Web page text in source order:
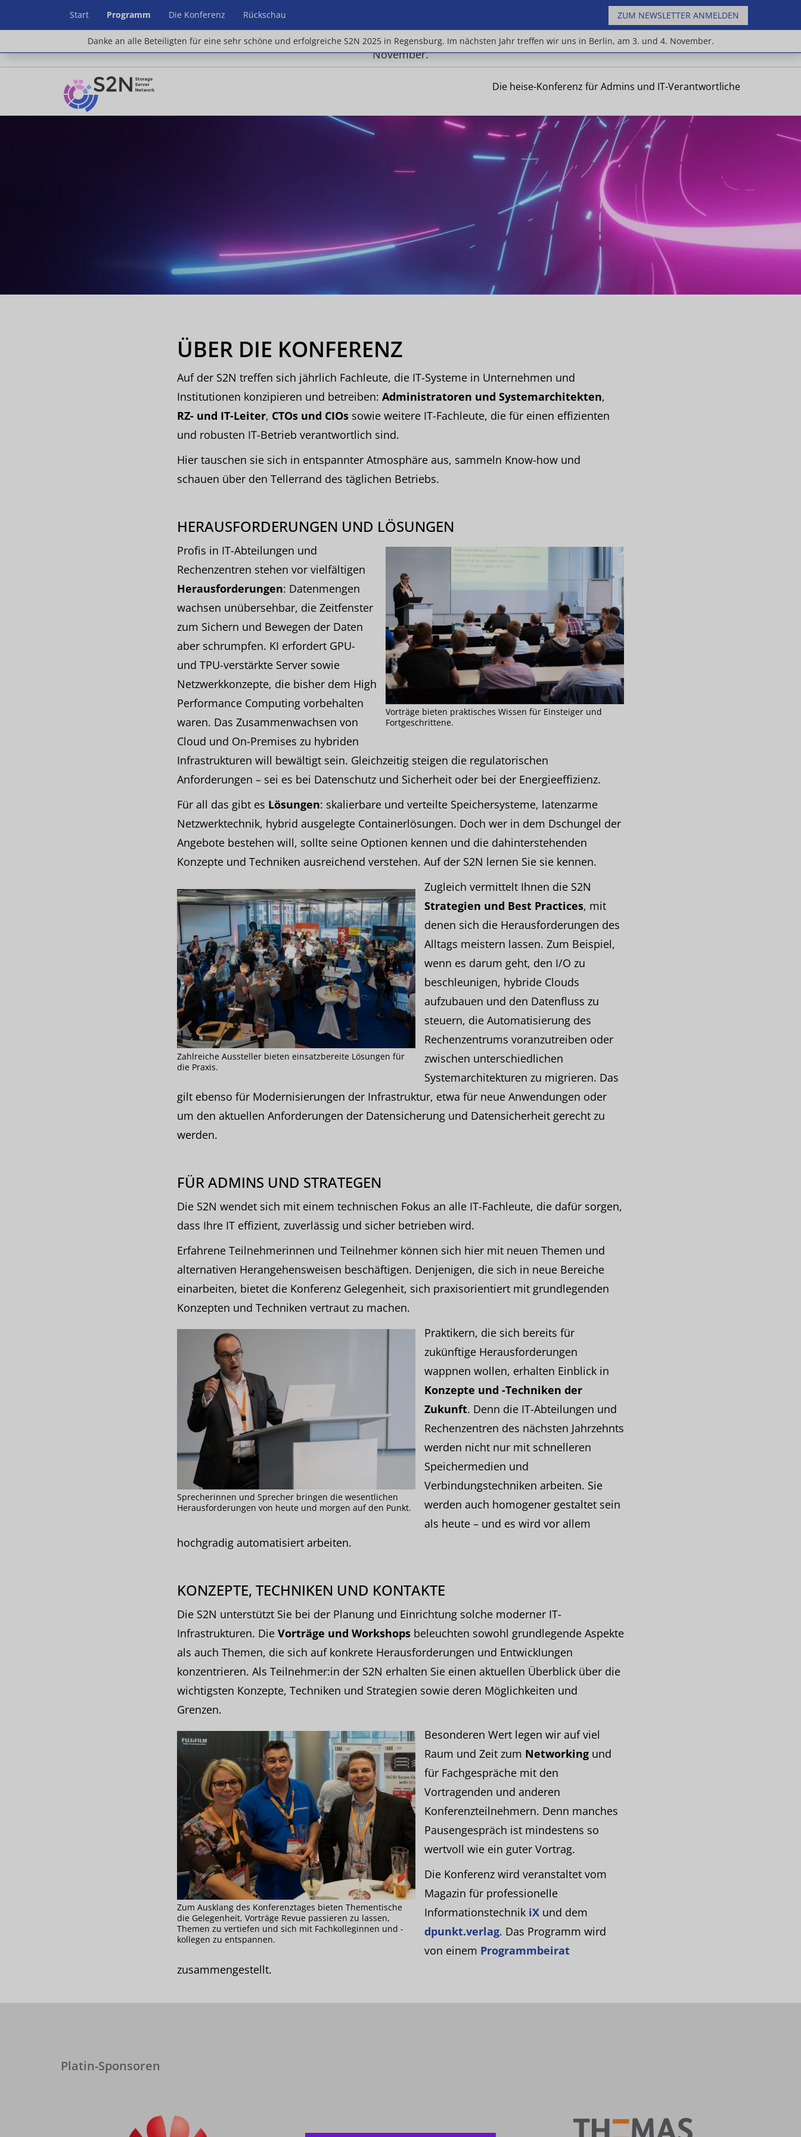
Start Programm Die Konferenz Rückschau ZUM NEWSLETTER ANMELDEN
Danke an alle Beteiligten für eine sehr schöne und erfolgreiche S2N 2025 in Regensburg. Im nächsten Jahr treffen wir uns in Berlin, am 3. und 4. November.
Danke an alle Beteiligten für eine sehr schöne und erfolgreiche S2N 2025 in Regensburg. Im nächsten Jahr treffen wir uns in Berlin, am 3. und 4.
November.
Die heise-Konferenz für Admins und IT-Verantwortliche
ÜBER DIE KONFERENZ
Auf der S2N treffen sich jährlich Fachleute, die IT-Systeme in Unternehmen und
Institutionen konzipieren und betreiben: Administratoren und Systemarchitekten,
RZ- und IT-Leiter, CTOs und CIOs sowie weitere IT-Fachleute, die für einen effizienten
und robusten IT-Betrieb verantwortlich sind.
Hier tauschen sie sich in entspannter Atmosphäre aus, sammeln Know-how und
schauen über den Tellerrand des täglichen Betriebs.
HERAUSFORDERUNGEN UND LÖSUNGEN
Vorträge bieten praktisches Wissen für Einsteiger und
Fortgeschrittene.
Profis in IT-Abteilungen und
Rechenzentren stehen vor vielfältigen
Herausforderungen: Datenmengen
wachsen unübersehbar, die Zeitfenster
zum Sichern und Bewegen der Daten
aber schrumpfen. KI erfordert GPU-
und TPU-verstärkte Server sowie
Netzwerkkonzepte, die bisher dem High
Performance Computing vorbehalten
waren. Das Zusammenwachsen von
Cloud und On-Premises zu hybriden
Infrastrukturen will bewältigt sein. Gleichzeitig steigen die regulatorischen
Anforderungen – sei es bei Datenschutz und Sicherheit oder bei der Energieeffizienz.
Für all das gibt es Lösungen: skalierbare und verteilte Speichersysteme, latenzarme
Netzwerktechnik, hybrid ausgelegte Containerlösungen. Doch wer in dem Dschungel der
Angebote bestehen will, sollte seine Optionen kennen und die dahinterstehenden
Konzepte und Techniken ausreichend verstehen. Auf der S2N lernen Sie sie kennen.
Zahlreiche Aussteller bieten einsatzbereite Lösungen für
die Praxis.
Zugleich vermittelt Ihnen die S2N
Strategien und Best Practices, mit
denen sich die Herausforderungen des
Alltags meistern lassen. Zum Beispiel,
wenn es darum geht, den I/O zu
beschleunigen, hybride Clouds
aufzubauen und den Datenfluss zu
steuern, die Automatisierung des
Rechenzentrums voranzutreiben oder
zwischen unterschiedlichen
Systemarchitekturen zu migrieren. Das
gilt ebenso für Modernisierungen der Infrastruktur, etwa für neue Anwendungen oder
um den aktuellen Anforderungen der Datensicherung und Datensicherheit gerecht zu
werden.
FÜR ADMINS UND STRATEGEN
Die S2N wendet sich mit einem technischen Fokus an alle IT-Fachleute, die dafür sorgen,
dass Ihre IT effizient, zuverlässig und sicher betrieben wird.
Erfahrene Teilnehmerinnen und Teilnehmer können sich hier mit neuen Themen und
alternativen Herangehensweisen beschäftigen. Denjenigen, die sich in neue Bereiche
einarbeiten, bietet die Konferenz Gelegenheit, sich praxisorientiert mit grundlegenden
Konzepten und Techniken vertraut zu machen.
Sprecherinnen und Sprecher bringen die wesentlichen
Herausforderungen von heute und morgen auf den Punkt.
Praktikern, die sich bereits für
zukünftige Herausforderungen
wappnen wollen, erhalten Einblick in
Konzepte und -Techniken der
Zukunft. Denn die IT-Abteilungen und
Rechenzentren des nächsten Jahrzehnts
werden nicht nur mit schnelleren
Speichermedien und
Verbindungstechniken arbeiten. Sie
werden auch homogener gestaltet sein
als heute – und es wird vor allem
hochgradig automatisiert arbeiten.
KONZEPTE, TECHNIKEN UND KONTAKTE
Die S2N unterstützt Sie bei der Planung und Einrichtung solche moderner IT-
Infrastrukturen. Die Vorträge und Workshops beleuchten sowohl grundlegende Aspekte
als auch Themen, die sich auf konkrete Herausforderungen und Entwicklungen
konzentrieren. Als Teilnehmer:in der S2N erhalten Sie einen aktuellen Überblick über die
wichtigsten Konzepte, Techniken und Strategien sowie deren Möglichkeiten und
Grenzen.
Zum Ausklang des Konferenztages bieten Thementische
die Gelegenheit, Vorträge Revue passieren zu lassen,
Themen zu vertiefen und sich mit Fachkolleginnen und -
kollegen zu entspannen.
Besonderen Wert legen wir auf viel
Raum und Zeit zum Networking und
für Fachgespräche mit den
Vortragenden und anderen
Konferenzteilnehmern. Denn manches
Pausengespräch ist mindestens so
wertvoll wie ein guter Vortrag.
Die Konferenz wird veranstaltet vom
Magazin für professionelle
Informationstechnik iX und dem
dpunkt.verlag. Das Programm wird
von einem Programmbeirat
zusammengestellt.
Platin-Sponsoren